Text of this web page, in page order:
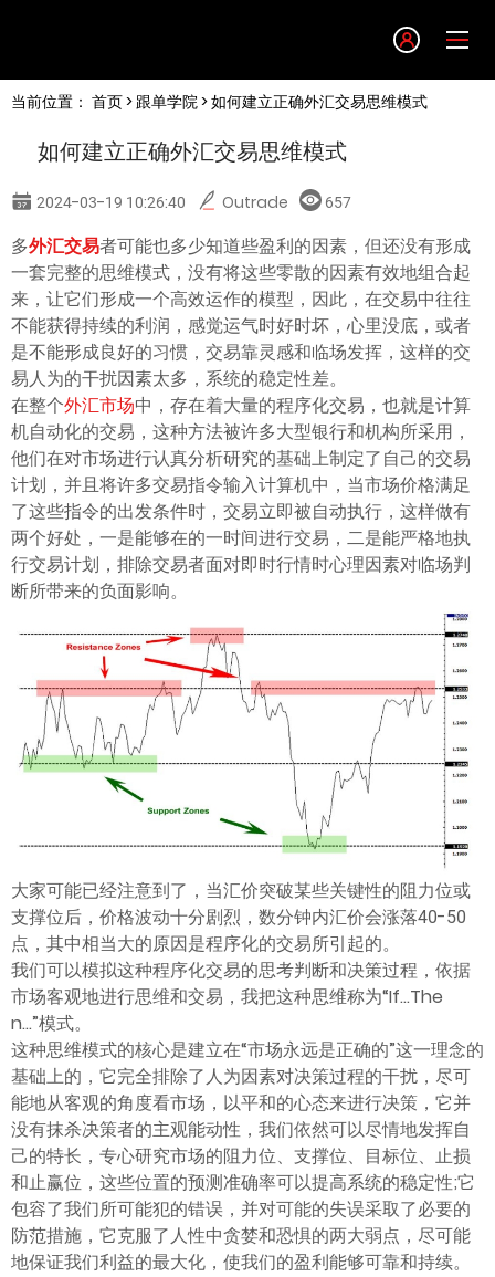
English
繁體中文
한글
日本語
Tiếng việt
ไทย
当前位置： 首页> 跟单学院> 如何建立正确外汇交易思维模式
如何建立正确外汇交易思维模式
2024-03-19 10:26:40 Outrade 657
多外汇交易者可能也多少知道些盈利的因素，但还没有形成
一套完整的思维模式，没有将这些零散的因素有效地组合起
来，让它们形成一个高效运作的模型，因此，在交易中往往
不能获得持续的利润，感觉运气时好时坏，心里没底，或者
是不能形成良好的习惯，交易靠灵感和临场发挥，这样的交
易人为的干扰因素太多，系统的稳定性差。
在整个外汇市场中，存在着大量的程序化交易，也就是计算
机自动化的交易，这种方法被许多大型银行和机构所采用，
他们在对市场进行认真分析研究的基础上制定了自己的交易
计划，并且将许多交易指令输入计算机中，当市场价格满足
了这些指令的出发条件时，交易立即被自动执行，这样做有
两个好处，一是能够在的一时间进行交易，二是能严格地执
行交易计划，排除交易者面对即时行情时心理因素对临场判
断所带来的负面影响。
大家可能已经注意到了，当汇价突破某些关键性的阻力位或
支撑位后，价格波动十分剧烈，数分钟内汇价会涨落40-50
点，其中相当大的原因是程序化的交易所引起的。
我们可以模拟这种程序化交易的思考判断和决策过程，依据
市场客观地进行思维和交易，我把这种思维称为“If…The
n…”模式。
这种思维模式的核心是建立在“市场永远是正确的”这一理念的
基础上的，它完全排除了人为因素对决策过程的干扰，尽可
能地从客观的角度看市场，以平和的心态来进行决策，它并
没有抹杀决策者的主观能动性，我们依然可以尽情地发挥自
己的特长，专心研究市场的阻力位、支撑位、目标位、止损
和止赢位，这些位置的预测准确率可以提高系统的稳定性;它
包容了我们所可能犯的错误，并对可能的失误采取了必要的
防范措施，它克服了人性中贪婪和恐惧的两大弱点，尽可能
地保证我们利益的最大化，使我们的盈利能够可靠和持续。